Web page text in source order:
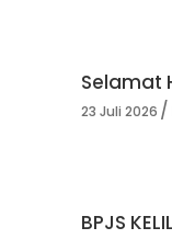
Selamat
23 Juli 2026
BPJS